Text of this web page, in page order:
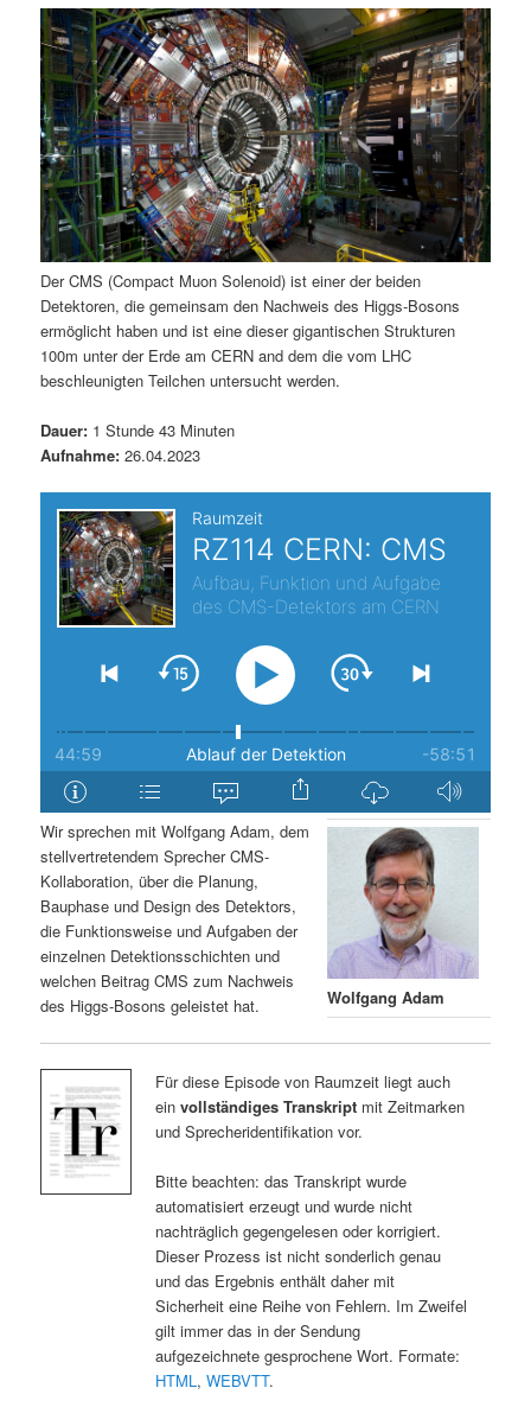
ä
r
e
n
I
n
h
l
t
s
p
n
g
e
n
n
d
ä
r
e
n
I
h
a
l
t
r
i
n
g
e
n
a
v
i
g
a
t
i
o
n
Der CMS (Compact Muon Solenoid) ist einer der beiden
Detektoren, die gemeinsam den Nachweis des Higgs-Bosons
ermöglicht haben und ist eine dieser gigantischen Strukturen
100m unter der Erde am CERN and dem die vom LHC
beschleunigten Teilchen untersucht werden.
Dauer: 1 Stunde 43 Minuten
Aufnahme: 26.04.2023
Wolfgang Adam
Wir sprechen mit Wolfgang Adam, dem
stellvertretendem Sprecher CMS-
Kollaboration, über die Planung,
Bauphase und Design des Detektors,
die Funktionsweise und Aufgaben der
einzelnen Detektionsschichten und
welchen Beitrag CMS zum Nachweis
des Higgs-Bosons geleistet hat.
Für diese Episode von Raumzeit liegt auch
ein vollständiges Transkriptmit Zeitmarken
und Sprecheridentifikation vor.
Bitte beachten: das Transkript wurde
automatisiert erzeugt und wurde nicht
nachträglich gegengelesen oder korrigiert.
Dieser Prozess ist nicht sonderlich genau
und das Ergebnis enthält daher mit
Sicherheit eine Reihe von Fehlern. Im Zweifel
gilt immer das in der Sendung
aufgezeichnete gesprochene Wort. Formate:
HTML, WEBVTT.